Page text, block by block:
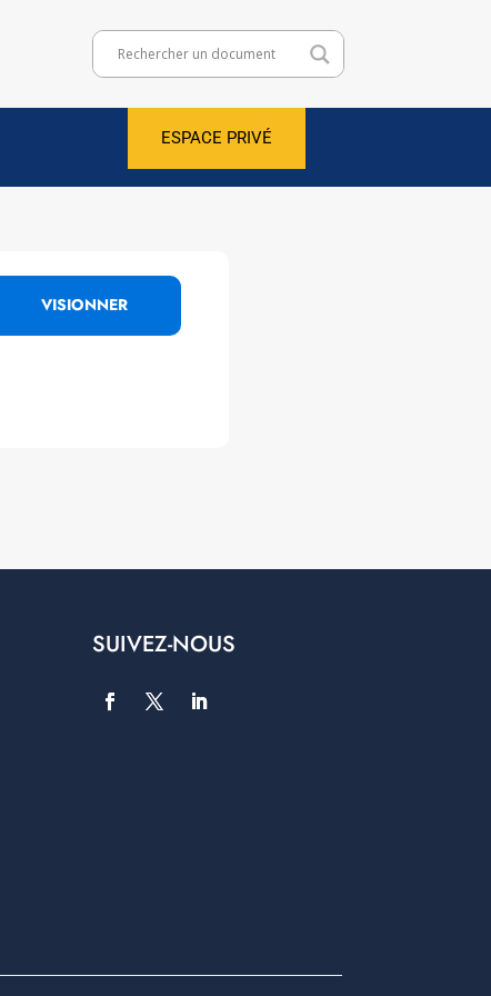
ESPACE PRIVÉ
VISIONNER
SUIVEZ-NOUS